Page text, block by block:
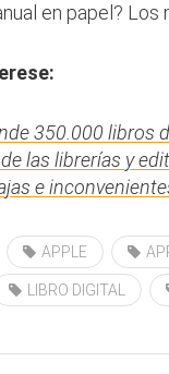
en papel?
350.000 libros
las librerías y
e
APPLE
LIBRO DIGITAL